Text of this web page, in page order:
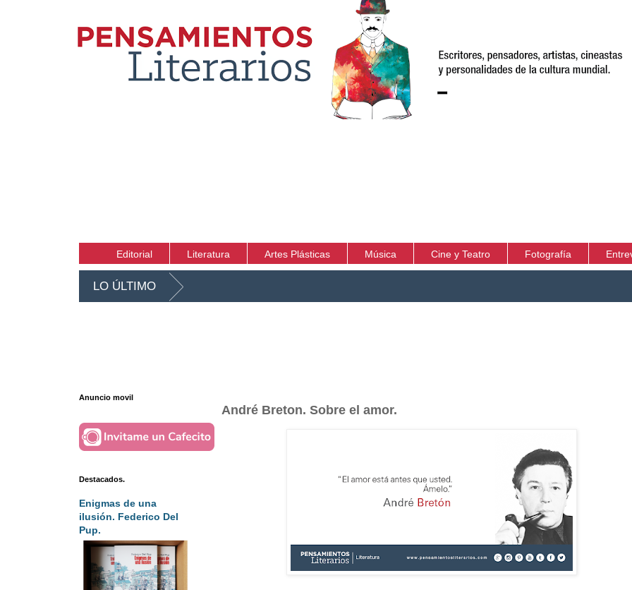
Editorial Literatura Artes Plásticas Música Cine y Teatro Fotografía
LO ÚLTIMO
André Breton. Sobre el amor.
Anuncio movil
Destacados.
Enigmas de una
ilusión. Federico Del
Pup.